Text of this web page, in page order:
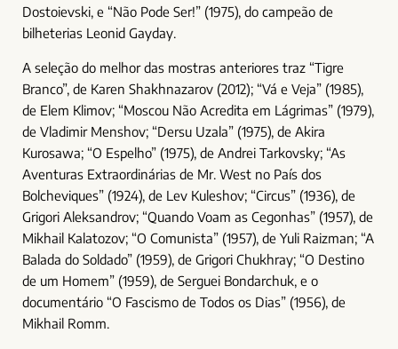
Dostoievski, e “Não Pode Ser!” (1975), do campeão de
bilheterias Leonid Gayday.
A seleção do melhor das mostras anteriores traz “Tigre
Branco”, de Karen Shakhnazarov (2012); “Vá e Veja” (1985),
de Elem Klimov; “Moscou Não Acredita em Lágrimas” (1979),
de Vladimir Menshov; “Dersu Uzala” (1975), de Akira
Kurosawa; “O Espelho” (1975), de Andrei Tarkovsky; “As
Aventuras Extraordinárias de Mr. West no País dos
Bolcheviques” (1924), de Lev Kuleshov; “Circus” (1936), de
Grigori Aleksandrov; “Quando Voam as Cegonhas” (1957), de
Mikhail Kalatozov; “O Comunista” (1957), de Yuli Raizman; “A
Balada do Soldado” (1959), de Grigori Chukhray; “O Destino
de um Homem” (1959), de Serguei Bondarchuk, e o
documentário “O Fascismo de Todos os Dias” (1956), de
Mikhail Romm.